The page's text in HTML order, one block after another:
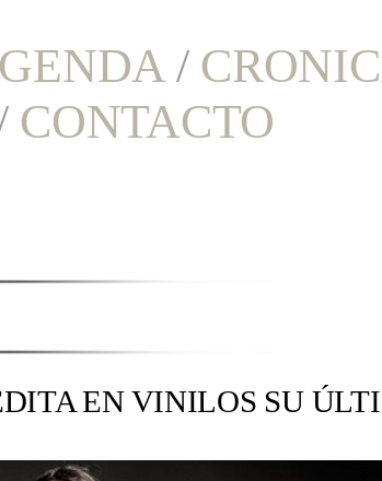
/
CONTACTO
EN VINILOS SU